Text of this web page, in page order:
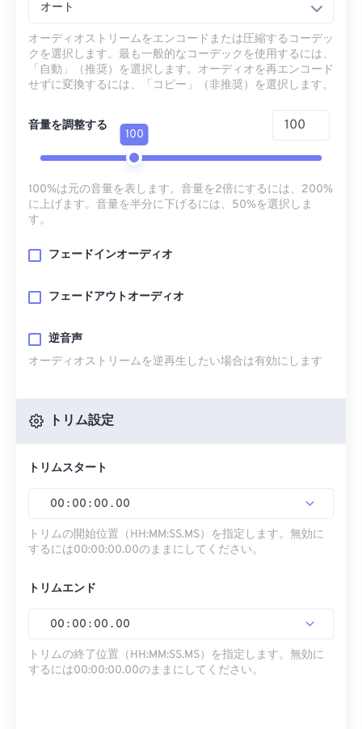
オート
オーディオストリームをエンコードまたは圧縮するコーデッ
クを選択します。最も一般的なコーデックを使用するには、
「自動」（推奨）を選択します。オーディオを再エンコード
せずに変換するには、「コピー」（非推奨）を選択します。
音量を調整する
100
100%は元の音量を表します。音量を2倍にするには、200%
に上げます。音量を半分に下げるには、50%を選択しま
す。
フェードインオーディオ
フェードアウトオーディオ
逆音声
オーディオストリームを逆再生したい場合は有効にします
トリム設定
トリムスタート
00 : 00 : 00 . 00
トリムの開始位置（HH:MM:SS.MS）を指定します。無効に
するには00:00:00.00のままにしてください。
トリムエンド
00 : 00 : 00 . 00
トリムの終了位置（HH:MM:SS.MS）を指定します。無効に
するには00:00:00.00のままにしてください。